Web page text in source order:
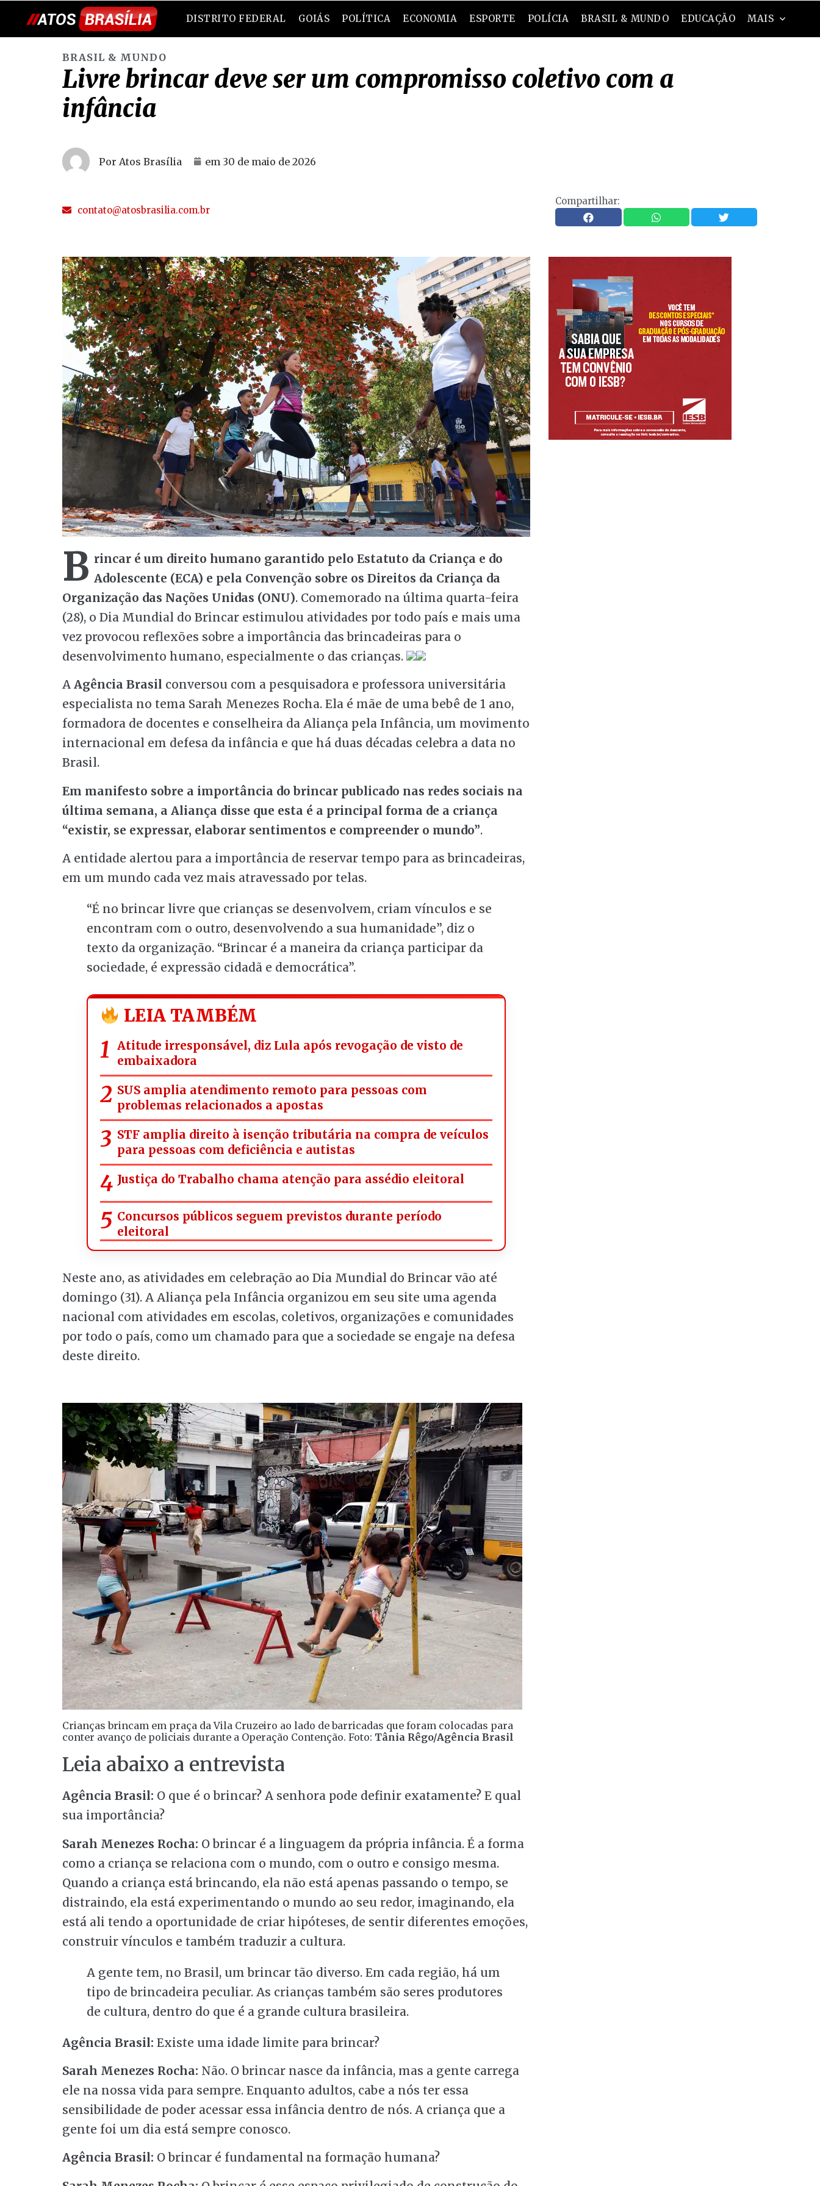
DISTRITO FEDERAL GOIÁS POLÍTICA ECONOMIA ESPORTE POLÍCIA BRASIL & MUNDO EDUCAÇÃO MAIS
BRASIL & MUNDO
Livre brincar deve ser um compromisso coletivo com a
infância
Por Atos Brasília em 30 de maio de 2026
contato@atosbrasilia.com.br
Compartilhar:
B rincar é um direito humano garantido pelo Estatuto da Criança e do
Adolescente (ECA) e pela Convenção sobre os Direitos da Criança da
Organização das Nações Unidas (ONU). Comemorado na última quarta-feira
(28), o Dia Mundial do Brincar estimulou atividades por todo país e mais uma
vez provocou reflexões sobre a importância das brincadeiras para o
desenvolvimento humano, especialmente o das crianças.
A Agência Brasil conversou com a pesquisadora e professora universitária
especialista no tema Sarah Menezes Rocha. Ela é mãe de uma bebê de 1 ano,
formadora de docentes e conselheira da Aliança pela Infância, um movimento
internacional em defesa da infância e que há duas décadas celebra a data no
Brasil.
Em manifesto sobre a importância do brincar publicado nas redes sociais na
última semana, a Aliança disse que esta é a principal forma de a criança
“existir, se expressar, elaborar sentimentos e compreender o mundo”.
A entidade alertou para a importância de reservar tempo para as brincadeiras,
em um mundo cada vez mais atravessado por telas.
“É no brincar livre que crianças se desenvolvem, criam vínculos e se
encontram com o outro, desenvolvendo a sua humanidade”, diz o
texto da organização. “Brincar é a maneira da criança participar da
sociedade, é expressão cidadã e democrática”.
LEIA TAMBÉM
Atitude irresponsável, diz Lula após revogação de visto de
embaixadora
SUS amplia atendimento remoto para pessoas com
problemas relacionados a apostas
STF amplia direito à isenção tributária na compra de veículos
para pessoas com deficiência e autistas
Justiça do Trabalho chama atenção para assédio eleitoral
Concursos públicos seguem previstos durante período
eleitoral
Neste ano, as atividades em celebração ao Dia Mundial do Brincar vão até
domingo (31). A Aliança pela Infância organizou em seu site uma agenda
nacional com atividades em escolas, coletivos, organizações e comunidades
por todo o país, como um chamado para que a sociedade se engaje na defesa
deste direito.
Crianças brincam em praça da Vila Cruzeiro ao lado de barricadas que foram colocadas para
conter avanço de policiais durante a Operação Contenção. Foto: Tânia Rêgo/Agência Brasil
Leia abaixo a entrevista
Agência Brasil: O que é o brincar? A senhora pode definir exatamente? E qual
sua importância?
Sarah Menezes Rocha: O brincar é a linguagem da própria infância. É a forma
como a criança se relaciona com o mundo, com o outro e consigo mesma.
Quando a criança está brincando, ela não está apenas passando o tempo, se
distraindo, ela está experimentando o mundo ao seu redor, imaginando, ela
está ali tendo a oportunidade de criar hipóteses, de sentir diferentes emoções,
construir vínculos e também traduzir a cultura.
A gente tem, no Brasil, um brincar tão diverso. Em cada região, há um
tipo de brincadeira peculiar. As crianças também são seres produtores
de cultura, dentro do que é a grande cultura brasileira.
Agência Brasil: Existe uma idade limite para brincar?
Sarah Menezes Rocha: Não. O brincar nasce da infância, mas a gente carrega
ele na nossa vida para sempre. Enquanto adultos, cabe a nós ter essa
sensibilidade de poder acessar essa infância dentro de nós. A criança que a
gente foi um dia está sempre conosco.
Agência Brasil: O brincar é fundamental na formação humana?